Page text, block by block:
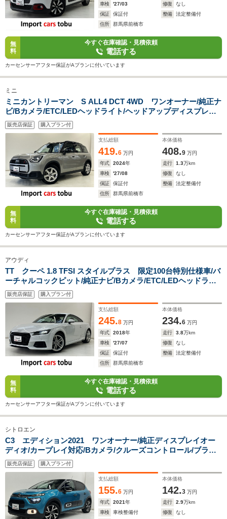
車検 '27/03 修復
なし
保証
保証付 整備
法定整備付
住所
群馬県前橋市
無
料
今すぐ在庫確認・見積依頼
電話する
カーセンサーアフター保証がAプランに付いています
ミニ
ミニカントリーマン S ALL4 DCT 4WD ワンオーナー/純正ナ
ビ/Bカメラ/ETC/LEDヘッドライト/ヘッドアップディスプレイ/
アクティブクルーズコントロール/ブラインドスポットモニター/
シートヒーター/ステアリングヒーター/パワーバックドア/スマ
販売店保証 購入プラン付
支払総額
419.6 万円
本体価格
408.9 万円
年式
2024年 走行 1.3万km
車検
'27/08 修復
なし
保証
保証付 整備
法定整備付
住所
群馬県前橋市
無
料
今すぐ在庫確認・見積依頼
電話する
カーセンサーアフター保証がAプランに付いています
アウディ
TT クーペ 1.8 TFSI スタイルプラス 限定100台特別仕様車/バ
ーチャルコックピット/純正ナビ/Bカメラ/ETC/LEDヘッドライ
ト/フルセグTV/パドルシフト/ブラインドスポットモニター/前後
障害物センサー/純正アルミホイール/スマートキー/キーレス
販売店保証 購入プラン付
支払総額
245.8 万円
本体価格
234.6 万円
年式
2018年 走行 3.8万km
車検
'27/07 修復
なし
保証
保証付 整備
法定整備付
住所
群馬県前橋市
無
料
今すぐ在庫確認・見積依頼
電話する
カーセンサーアフター保証がAプランに付いています
シトロエン
C3 エディション2021 ワンオーナー/純正ディスプレイオー
ディオ/カープレイ対応/Bカメラ/クルーズコントロール/ブライ
ンドスポットモニター/ETC/社内フロントドライブレコーダー/
ハーフレザーシート/スマートキー/キーレス
販売店保証 購入プラン付
支払総額
155.6 万円
本体価格
142.3 万円
年式
2021年 走行 2.9万km
車検
車検整備付 修復
なし